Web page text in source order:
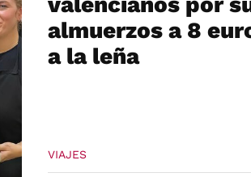
almuerzos a 8
a la leña
VIAJES